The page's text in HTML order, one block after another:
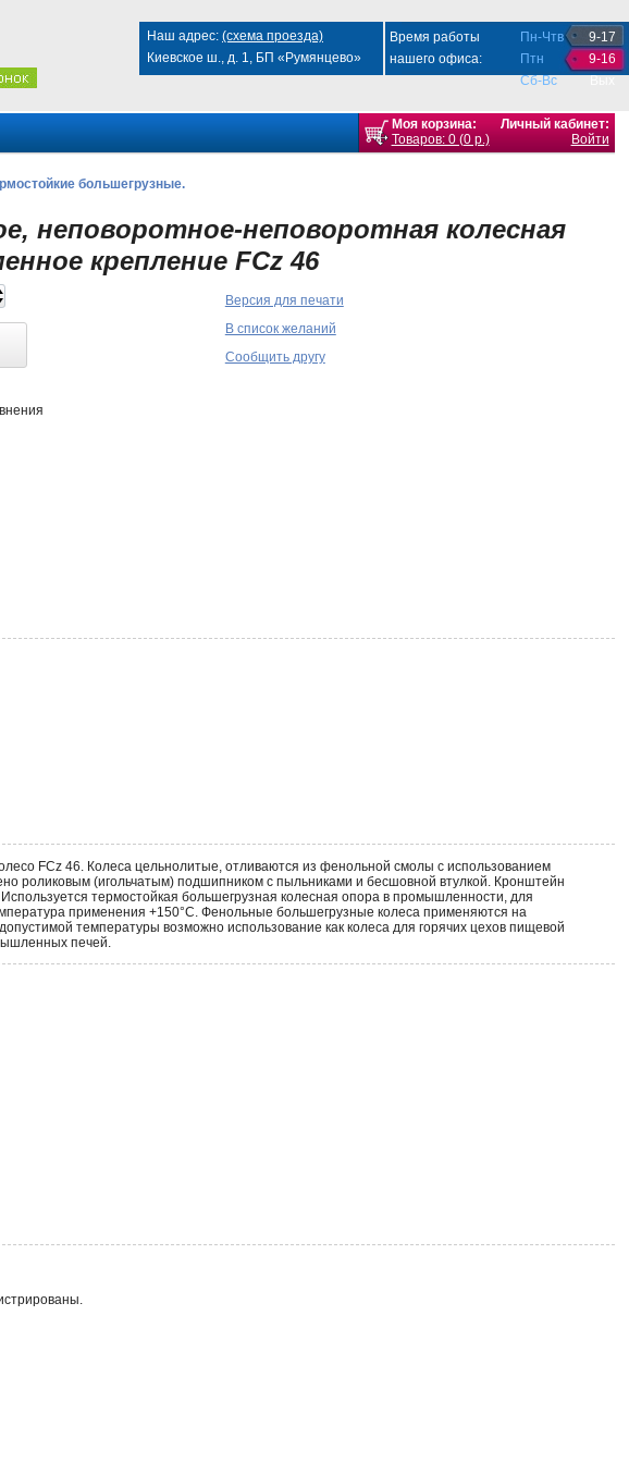
Время работы
нашего офиса:
Пн-Чтв
Птн
Сб-Вс
9-17
9-16
Наш адрес: (схема проезда)
Киевское ш., д. 1, БП «Румянцево»
Моя корзина:
Товаров: 0 (0 р.)
Личный кабинет:
Войти
большегрузные.
неповоротное-неповоротная колесная
крепление FCz 46
Версия для печати
В список желаний
Сообщить другу
FCz 46. Колеса цельнолитые, отливаются из фенольной смолы с использованием
роликовым (игольчатым) подшипником с пыльниками и бесшовной втулкой. Кронштейн
термостойкая большегрузная колесная опора в промышленности, для
применения +150°С. Фенольные большегрузные колеса применяются на
температуры возможно использование как колеса для горячих цехов пищевой
печей.